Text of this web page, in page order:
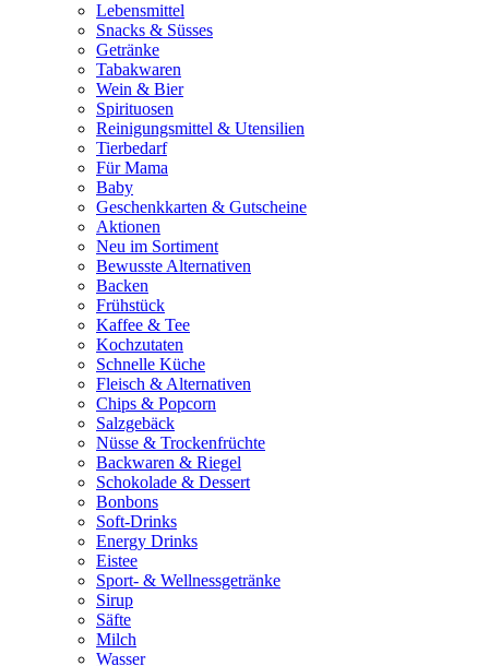
Lebensmittel
Snacks & Süsses
Getränke
Tabakwaren
Wein & Bier
Spirituosen
Reinigungsmittel & Utensilien
Tierbedarf
Für Mama
Baby
Geschenkkarten & Gutscheine
Aktionen
Neu im Sortiment
Bewusste Alternativen
Backen
Frühstück
Kaffee & Tee
Kochzutaten
Schnelle Küche
Fleisch & Alternativen
Chips & Popcorn
Salzgebäck
Nüsse & Trockenfrüchte
Backwaren & Riegel
Schokolade & Dessert
Bonbons
Soft-Drinks
Energy Drinks
Eistee
Sport- & Wellnessgetränke
Sirup
Säfte
Milch
Wasser